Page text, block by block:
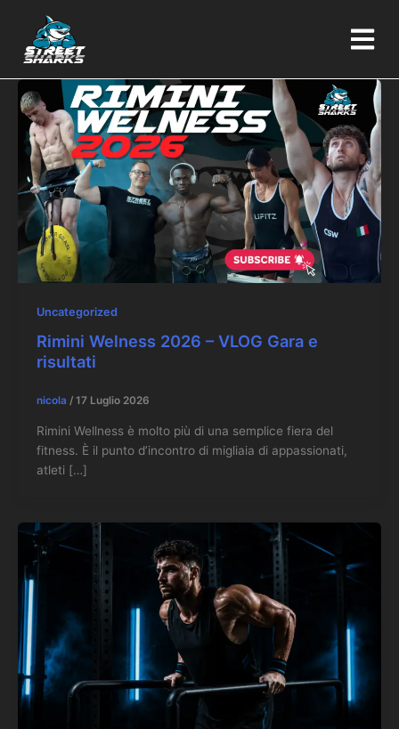
contenuto
Uncategorized
Rimini Welness 2026 – VLOG Gara e
risultati
nicola / 17 Luglio 2026
Rimini Wellness è molto più di una semplice fiera del
fitness. È il punto d’incontro di migliaia di appassionati,
atleti […]